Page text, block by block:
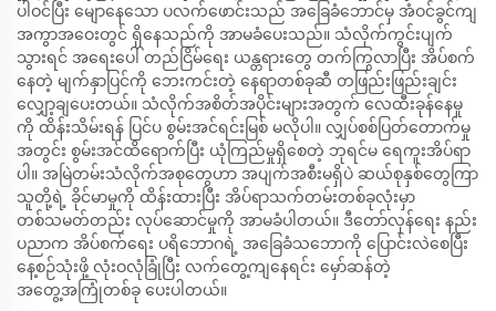
ပါဝင်ပြီး မျောနေသော ပလက်ဖောင်းသည် အခြေခံဘောင်မှ အံဝင်ခွင်ကျ
အကွာအဝေးတွင် ရှိနေသည်ကို အာမခံပေးသည်။ သံလိုက်ကွင်းပျက်
သွားရင် အရေးပေါ် တည်ငြိမ်ရေး ယန္တရားတွေ တက်ကြွလာပြီး အိပ်စက်
နေတဲ့ မျက်နှာပြင်ကို ဘေးကင်းတဲ့ နေရာတစ်ခုဆီ တဖြည်းဖြည်းချင်း
လျှော့ချပေးတယ်။ သံလိုက်အစိတ်အပိုင်းများအတွက် လေထီးခုန်နေမှု
ကို ထိန်းသိမ်းရန် ပြင်ပ စွမ်းအင်ရင်းမြစ် မလိုပါ။ လျှပ်စစ်ပြတ်တောက်မှု
အတွင်း စွမ်းအင်ထိရောက်ပြီး ယုံကြည်မှုရှိစေတဲ့ ဘုရင်မ ရေကူးအိပ်ရာ
ပါ။ အမြဲတမ်းသံလိုက်အစုတွေဟာ အပျက်အစီးမရှိပဲ ဆယ်စုနှစ်တွေကြာ
သူတို့ရဲ့ ခိုင်မာမှုကို ထိန်းထားပြီး အိပ်ရာသက်တမ်းတစ်ခုလုံးမှာ
တစ်သမတ်တည်း လုပ်ဆောင်မှုကို အာမခံပါတယ်။ ဒီတော်လှန်ရေး နည်း
ပညာက အိပ်စက်ရေး ပရိဘောဂရဲ့ အခြေခံသဘောကို ပြောင်းလဲစေပြီး
နေ့စဉ်သုံးဖို့ လုံးဝလုံခြုံပြီး လက်တွေ့ကျနေရင်း မှော်ဆန်တဲ့
အတွေ့အကြုံတစ်ခု ပေးပါတယ်။